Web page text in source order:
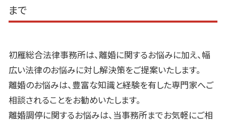
まで
初雁総合法律事務所は、離婚に関するお悩みに加え、幅
広い法律のお悩みに対し解決策をご提案いたします。
離婚のお悩みは、豊富な知識と経験を有した専門家へご
相談されることをお勧めいたします。
離婚調停に関するお悩みは、当事務所までお気軽にご相